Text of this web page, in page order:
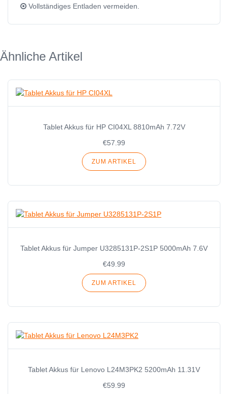
Vollständiges Entladen vermeiden.
Ähnliche Artikel
Tablet Akkus für HP CI04XL 8810mAh 7.72V
€57.99
ZUM ARTIKEL
Tablet Akkus für Jumper U3285131P-2S1P 5000mAh 7.6V
€49.99
ZUM ARTIKEL
Tablet Akkus für Lenovo L24M3PK2 5200mAh 11.31V
€59.99